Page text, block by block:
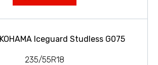
Iceguard Studless G075
235/55R18